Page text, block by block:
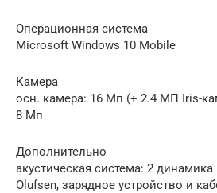
Операционная система
Microsoft Windows 10 Mobile
Камера
осн. камера: 16 Мп (+ 2.4 МП Iris-
8 Мп
Дополнительно
акустическая система: 2 динамика
Olufsen, зарядное устройство и